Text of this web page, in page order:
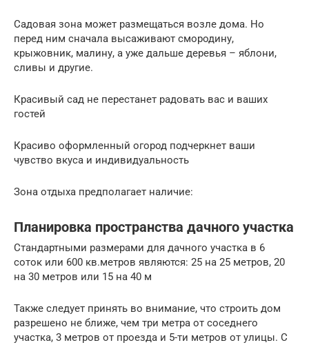
Садовая зона может размещаться возле дома. Но
перед ним сначала высаживают смородину,
крыжовник, малину, а уже дальше деревья – яблони,
сливы и другие.
Красивый сад не перестанет радовать вас и ваших
гостей
Красиво оформленный огород подчеркнет ваши
чувство вкуса и индивидуальность
Зона отдыха предполагает наличие:
Планировка пространства дачного участка
Стандартными размерами для дачного участка в 6
соток или 600 кв.метров являются: 25 на 25 метров, 20
на 30 метров или 15 на 40 м
Также следует принять во внимание, что строить дом
разрешено не ближе, чем три метра от соседнего
участка, 3 метров от проезда и 5-ти метров от улицы. С